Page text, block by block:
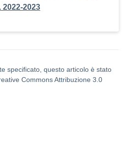
2022-2023
specificato, questo articolo è stato
Commons Attribuzione 3.0